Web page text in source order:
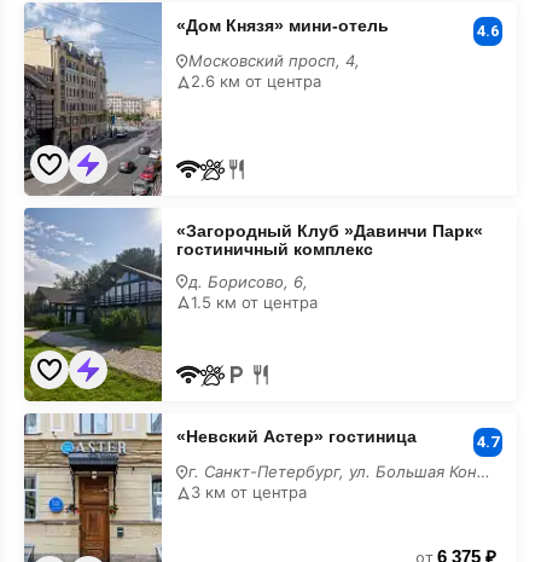
«Дом
Князя»
мини-
отель
«Дом Князя» мини-отель 4.6
Московский просп, 4,
2.6 км от центра
«Загородный
Клуб
»Давинчи
Парк«
гостиничный
комплекс
«Загородный Клуб »Давинчи Парк«
гостиничный комплекс
д. Борисово, 6,
1.5 км от центра
«Невский
Астер»
гостиница
«Невский Астер» гостиница 4.7
г. Санкт-Петербург, ул. Большая Конюшенная, 25
3 км от центра
от 6 375 ₽